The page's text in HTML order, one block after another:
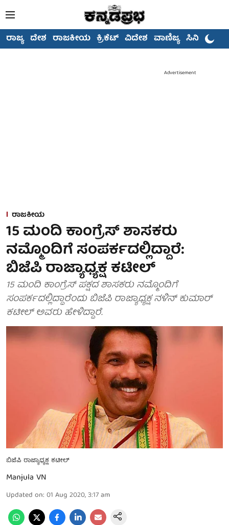
ರಾಜ್ಯ ದೇಶ ರಾಜಕೀಯ ಕ್ರಿಕೆಟ್ ವಿದೇಶ ವಾಣಿಜ್ಯ ಸಿನಿಮಾ
Advertisement
ರಾಜಕೀಯ
15 ಮಂದಿ ಕಾಂಗ್ರೆಸ್ ಶಾಸಕರು
ನಮ್ಮೊಂದಿಗೆ ಸಂಪರ್ಕದಲ್ಲಿದ್ದಾರೆ:
ಬಿಜೆಪಿ ರಾಜ್ಯಾಧ್ಯಕ್ಷ ಕಟೀಲ್
15 ಮಂದಿ ಕಾಂಗ್ರೆಸ್ ಪಕ್ಷದ ಶಾಸಕರು ನಮ್ಮೊಂದಿಗೆ
ಸಂಪರ್ಕದಲ್ಲಿದ್ದಾರೆಂದು ಬಿಜೆಪಿ ರಾಜ್ಯಾಧ್ಯಕ್ಷ ನಳಿನ್ ಕುಮಾರ್
ಕಟೀಲ್ ಅವರು ಹೇಳಿದ್ದಾರೆ.
ಬಿಜೆಪಿ ರಾಜ್ಯಾಧ್ಯಕ್ಷ ಕಟೀಲ್
Manjula VN
Updated on: 01 Aug 2020, 3:17 am